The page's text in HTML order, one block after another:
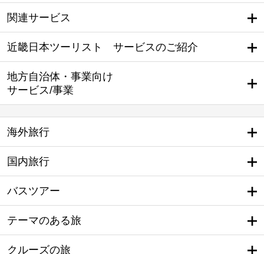
関連サービス
近畿日本ツーリスト サービスのご紹介
地方自治体・事業向け
サービス/事業
海外旅行
国内旅行
バスツアー
テーマのある旅
クルーズの旅